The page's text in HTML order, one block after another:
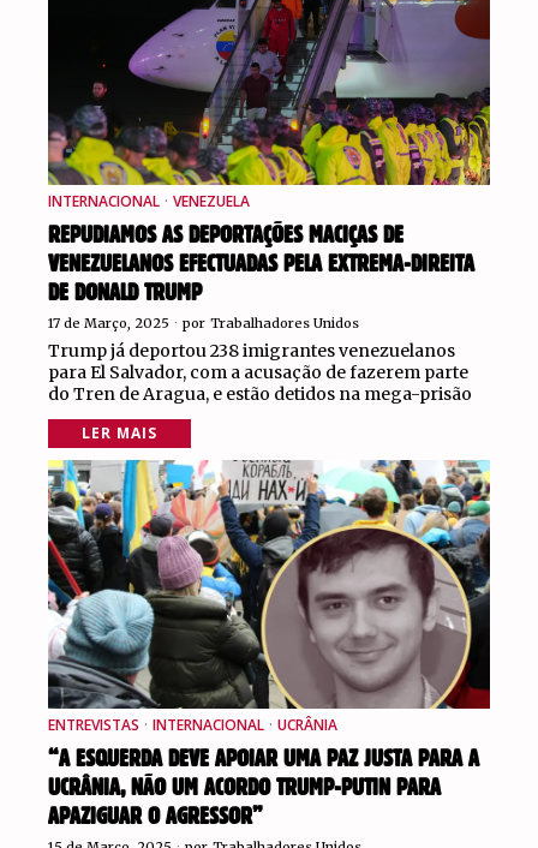
INTERNACIONAL · VENEZUELA
REPUDIAMOS AS DEPORTAÇÕES MACIÇAS DE
VENEZUELANOS EFECTUADAS PELA EXTREMA-DIREITA
DE DONALD TRUMP
17 de Março, 2025 por Trabalhadores Unidos
Trump já deportou 238 imigrantes venezuelanos
para El Salvador, com a acusação de fazerem parte
do Tren de Aragua, e estão detidos na mega-prisão
LER MAIS
ENTREVISTAS · INTERNACIONAL · UCRÂNIA
“A ESQUERDA DEVE APOIAR UMA PAZ JUSTA PARA A
UCRÂNIA, NÃO UM ACORDO TRUMP-PUTIN PARA
APAZIGUAR O AGRESSOR”